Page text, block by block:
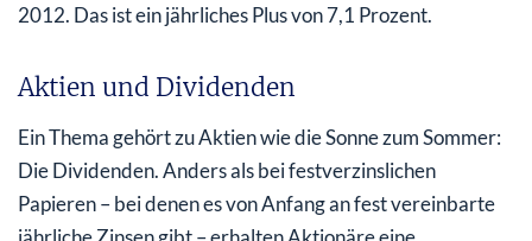
2012. Das ist ein jährliches Plus von 7,1 Prozent.
Aktien und Dividenden
Ein Thema gehört zu Aktien wie die Sonne zum Sommer:
Die Dividenden. Anders als bei festverzinslichen
Papieren – bei denen es von Anfang an fest vereinbarte